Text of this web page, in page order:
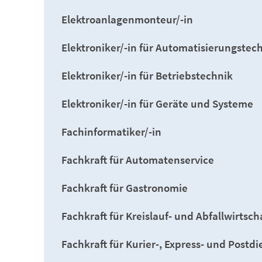
Elektroanlagenmonteur/-in
Elektroniker/-in für
Elektroniker/-in für Betriebstechnik
Elektroniker/-in für Geräte und Systeme
Fachinformatiker/-in
Fachkraft für Automatenservice
Fachkraft für Gastronomie
Fachkraft für Kreislauf- und
Fachkraft für Kurier-, Express- und